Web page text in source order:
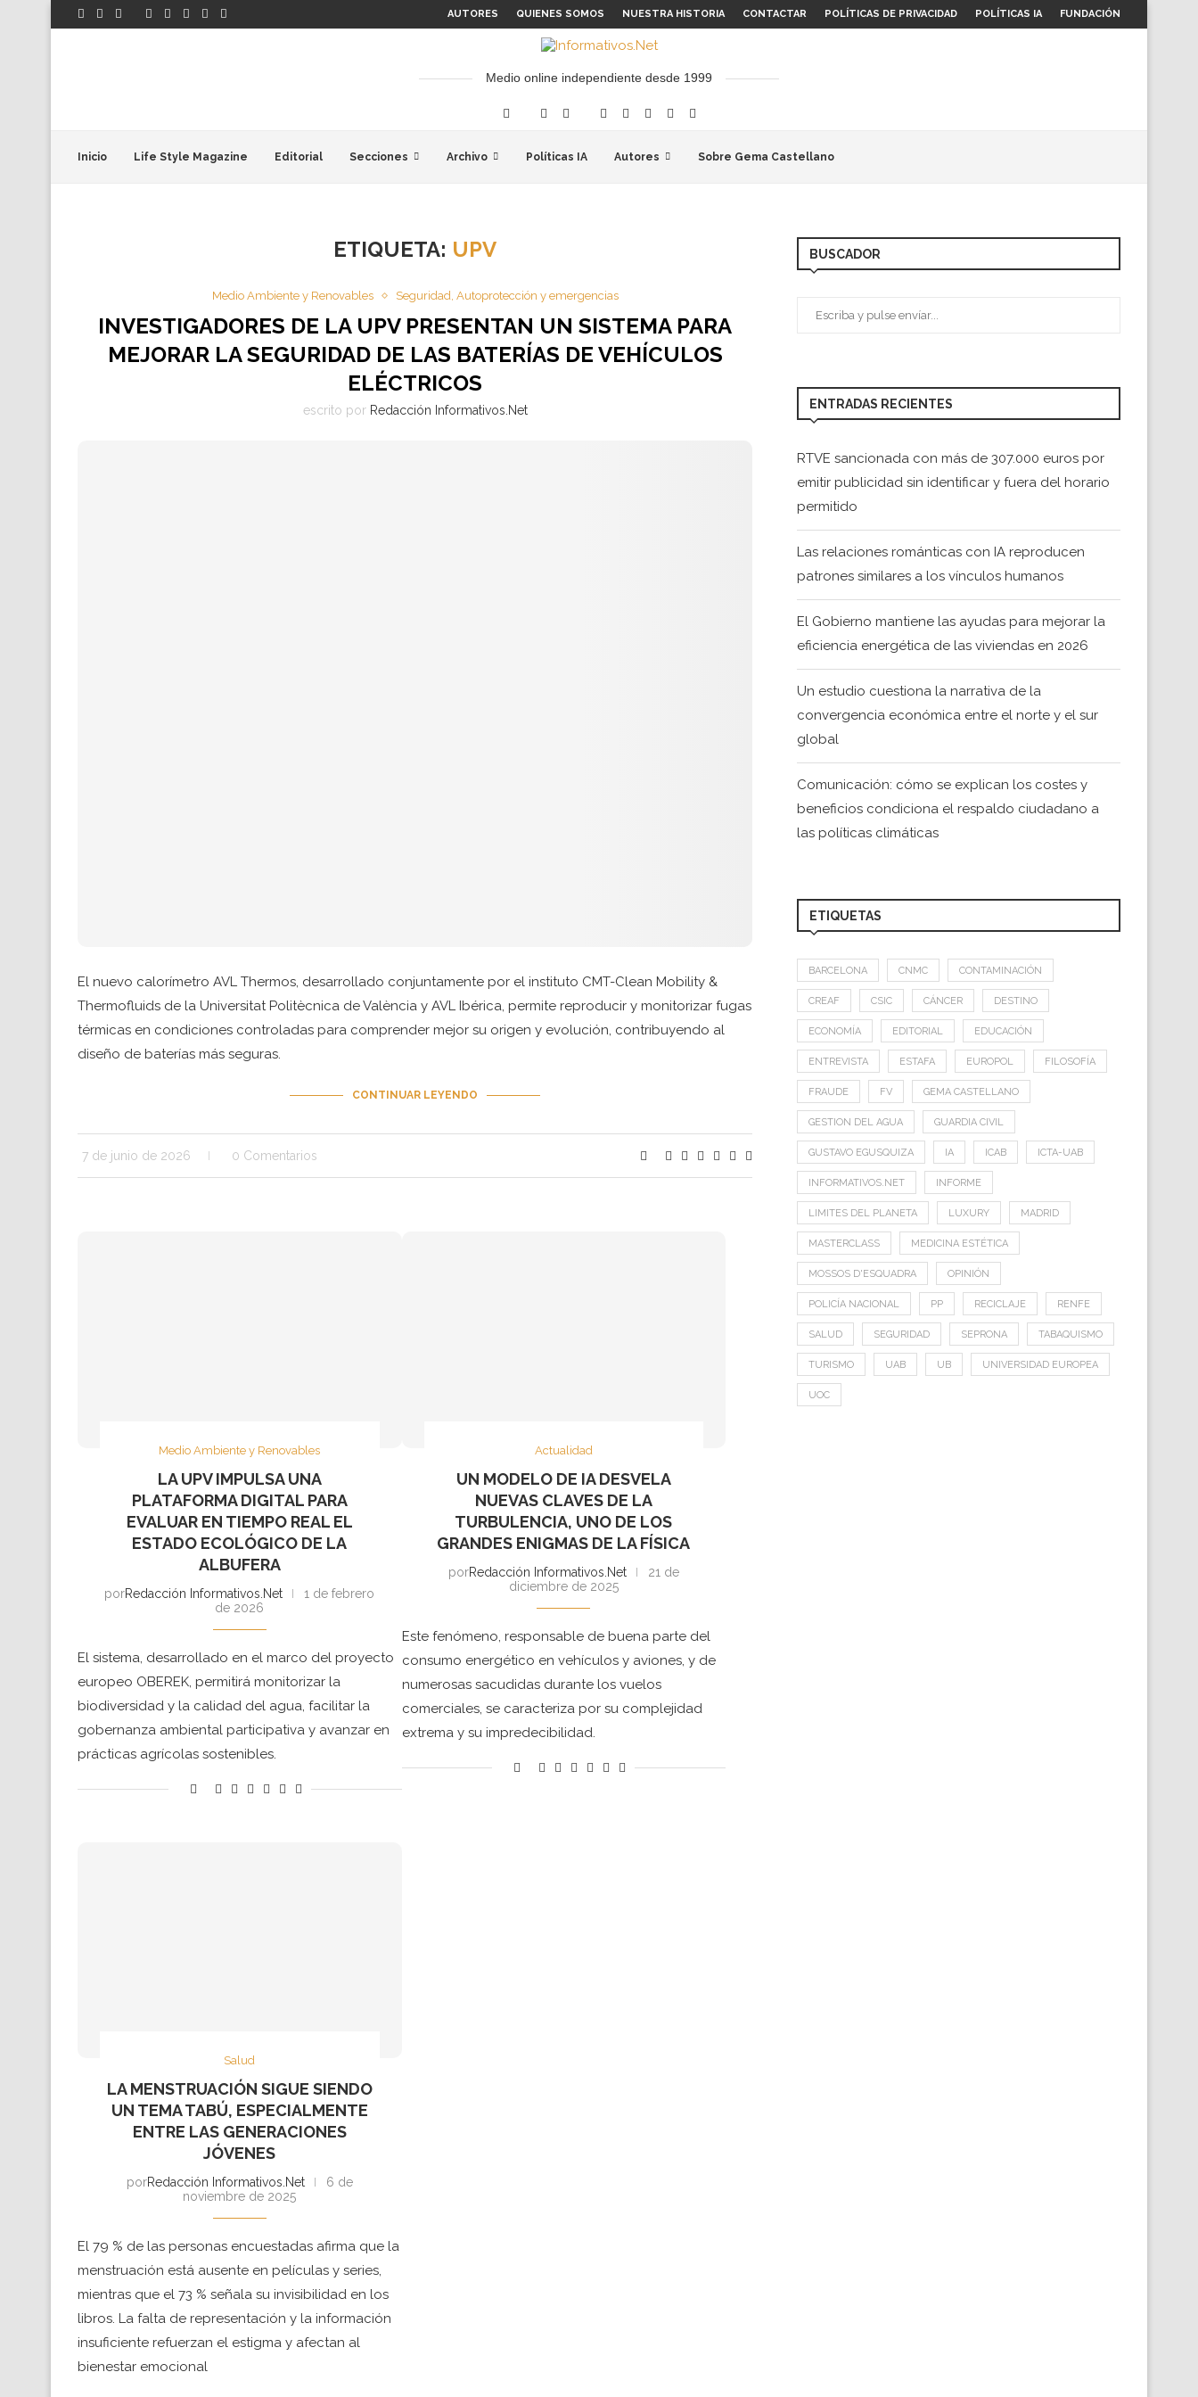
AUTORES QUIENES SOMOS NUESTRA HISTORIA CONTACTAR POLÍTICAS DE PRIVACIDAD POLÍTICAS IA FUNDACIÓN
Medio online independiente desde 1999
Inicio Life Style Magazine Editorial Secciones Archivo Políticas IA Autores Sobre Gema Castellano
ETIQUETA: UPV
Medio Ambiente y Renovables Seguridad, Autoprotección y emergencias
INVESTIGADORES DE LA UPV PRESENTAN UN SISTEMA PARA
MEJORAR LA SEGURIDAD DE LAS BATERÍAS DE VEHÍCULOS
ELÉCTRICOS
escrito por Redacción Informativos.Net
El nuevo calorímetro AVL Thermos, desarrollado conjuntamente por el instituto CMT-Clean Mobility &
Thermofluids de la Universitat Politècnica de València y AVL Ibérica, permite reproducir y monitorizar fugas
térmicas en condiciones controladas para comprender mejor su origen y evolución, contribuyendo al
diseño de baterías más seguras.
CONTINUAR LEYENDO
7 de junio de 2026 0 Comentarios
Medio Ambiente y Renovables
LA UPV IMPULSA UNA
PLATAFORMA DIGITAL PARA
EVALUAR EN TIEMPO REAL EL
ESTADO ECOLÓGICO DE LA
ALBUFERA
porRedacción Informativos.Net
1 de febrero
de 2026
El sistema, desarrollado en el marco del proyecto
europeo OBEREK, permitirá monitorizar la
biodiversidad y la calidad del agua, facilitar la
gobernanza ambiental participativa y avanzar en
prácticas agrícolas sostenibles.
Actualidad
UN MODELO DE IA DESVELA
NUEVAS CLAVES DE LA
TURBULENCIA, UNO DE LOS
GRANDES ENIGMAS DE LA FÍSICA
porRedacción Informativos.Net
21 de
diciembre de 2025
Este fenómeno, responsable de buena parte del
consumo energético en vehículos y aviones, y de
numerosas sacudidas durante los vuelos
comerciales, se caracteriza por su complejidad
extrema y su impredecibilidad.
Salud
LA MENSTRUACIÓN SIGUE SIENDO
UN TEMA TABÚ, ESPECIALMENTE
ENTRE LAS GENERACIONES
JÓVENES
porRedacción Informativos.Net
6 de
noviembre de 2025
El 79 % de las personas encuestadas afirma que la
menstruación está ausente en películas y series,
mientras que el 73 % señala su invisibilidad en los
libros. La falta de representación y la información
insuficiente refuerzan el estigma y afectan al
bienestar emocional
BUSCADOR
ENTRADAS RECIENTES
RTVE sancionada con más de 307.000 euros por
emitir publicidad sin identificar y fuera del horario
permitido
Las relaciones románticas con IA reproducen
patrones similares a los vínculos humanos
El Gobierno mantiene las ayudas para mejorar la
eficiencia energética de las viviendas en 2026
Un estudio cuestiona la narrativa de la
convergencia económica entre el norte y el sur
global
Comunicación: cómo se explican los costes y
beneficios condiciona el respaldo ciudadano a
las políticas climáticas
ETIQUETAS
BARCELONA CNMC CONTAMINACIÓN
CREAF CSIC CÁNCER DESTINO
ECONOMÍA EDITORIAL EDUCACIÓN
ENTREVISTA ESTAFA EUROPOL FILOSOFÍA
FRAUDE FV GEMA CASTELLANO
GESTION DEL AGUA GUARDIA CIVIL
GUSTAVO EGUSQUIZA IA ICAB ICTA-UAB
INFORMATIVOS.NET INFORME
LIMITES DEL PLANETA LUXURY MADRID
MASTERCLASS MEDICINA ESTÉTICA
MOSSOS D'ESQUADRA OPINIÓN
POLICÍA NACIONAL PP RECICLAJE RENFE
SALUD SEGURIDAD SEPRONA TABAQUISMO
TURISMO UAB UB UNIVERSIDAD EUROPEA
UOC